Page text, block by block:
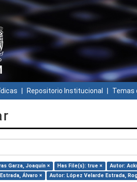
Repositorio Institucional Temas
Garza, Joaquín × Has File(s): true × Autor:
Álvaro ×
Autor: López Velarde Estrada,